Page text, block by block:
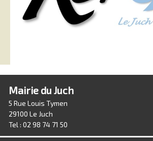
Mairie du Juch
5 Rue Louis Tymen
29100 Le Juch
Tel : 02 98 74 71 50